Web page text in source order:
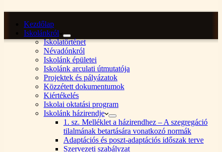
Kezdőlap
Iskolánkról
Iskolatörténet
Névadónkról
Iskolánk épületei
Iskolánk arculati útmutatója
Projektek és pályázatok
Közzétett dokumentumok
Kiértékelés
Iskolai oktatási program
Iskolánk házirendje
1. sz. Melléklet a házirendhez – A szegregáció
tilalmának betartására vonatkozó normák
Adaptációs és poszt-adaptációs időszak terve
Szervezeti szabályzat